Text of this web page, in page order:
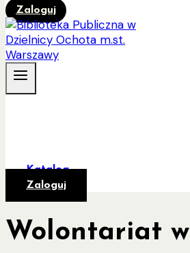
Zaloguj
Katalog
Zaloguj
Wolontariat w